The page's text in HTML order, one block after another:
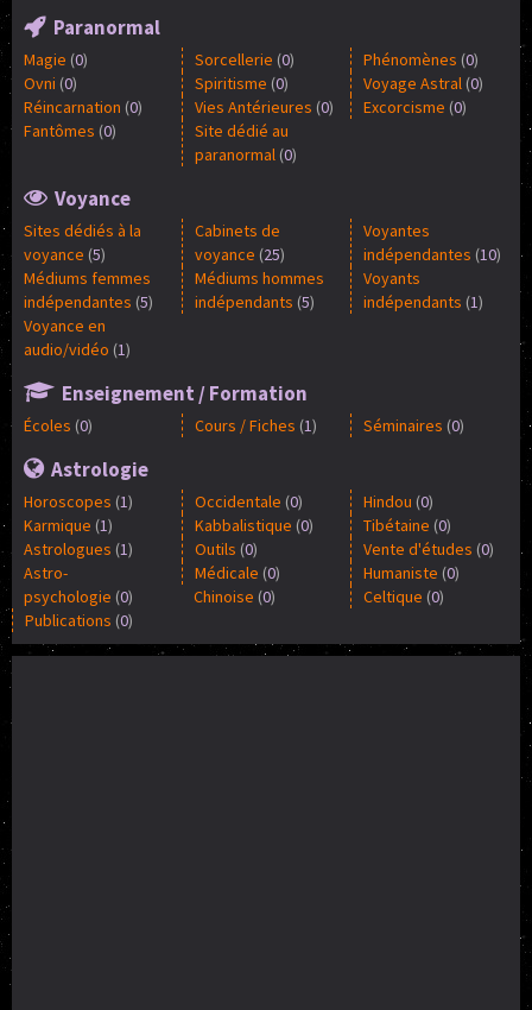
Paranormal
Magie (0) Sorcellerie (0) Phénomènes (0)
Ovni (0) Spiritisme (0) Voyage Astral (0)
Réincarnation (0) Vies Antérieures (0) Excorcisme (0)
Fantômes (0)
Site dédié au
paranormal(0)
Voyance
Sites dédiés à la
voyance (5)
Cabinets de
voyance (25)
Voyantes
indépendantes (10)
Médiums femmes
indépendantes (5)
Médiums hommes
indépendants (5)
Voyants
indépendants (1)
Voyance en
audio/vidéo (1)
Enseignement / Formation
Écoles (0) Cours / Fiches (1) Séminaires (0)
Astrologie
Horoscopes (1) Occidentale (0) Hindou (0)
Karmique (1) Kabbalistique (0) Tibétaine (0)
Astrologues (1) Outils (0) Vente d'études (0)
Astro-
psychologie (0)
Médicale (0) Humaniste (0)
Chinoise (0) Celtique (0)
Publications (0)